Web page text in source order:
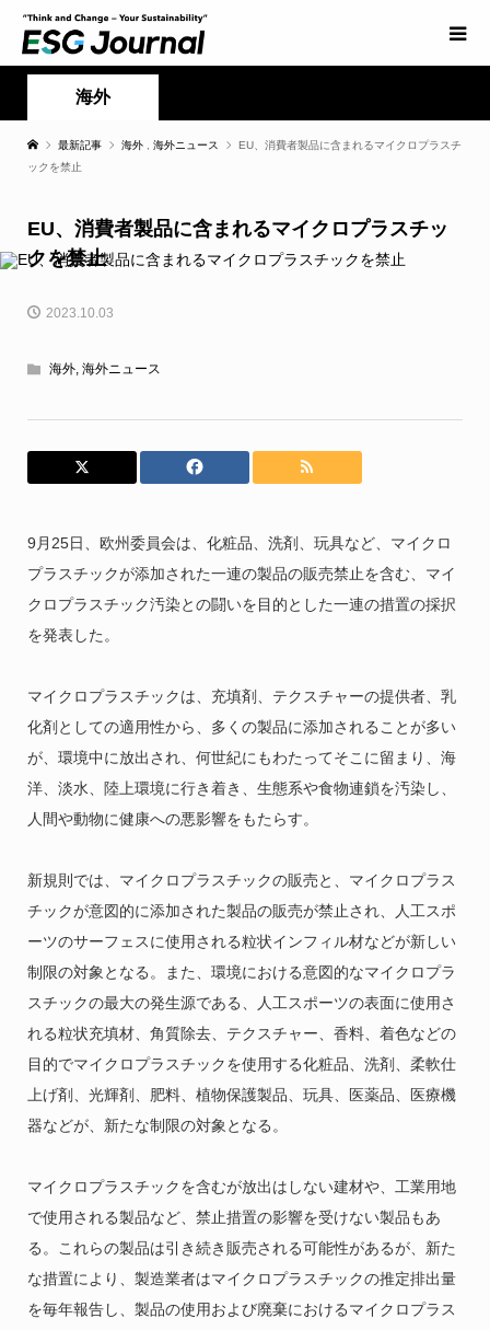
海外
最新記事 海外 海外ニュース
EU、消費者製品に含まれるマイクロプラスチ
ックを禁止
EU、消費者製品に含まれるマイクロプラスチッ
クを禁止
2023.10.03
海外, 海外ニュース
9月25日、欧州委員会は、化粧品、洗剤、玩具など、マイクロ
プラスチックが添加された一連の製品の販売禁止を含む、マイ
クロプラスチック汚染との闘いを目的とした一連の措置の採択
を発表した。
マイクロプラスチックは、充填剤、テクスチャーの提供者、乳
化剤としての適用性から、多くの製品に添加されることが多い
が、環境中に放出され、何世紀にもわたってそこに留まり、海
洋、淡水、陸上環境に行き着き、生態系や食物連鎖を汚染し、
人間や動物に健康への悪影響をもたらす。
新規則では、マイクロプラスチックの販売と、マイクロプラス
チックが意図的に添加された製品の販売が禁止され、人工スポ
ーツのサーフェスに使用される粒状インフィル材などが新しい
制限の対象となる。また、環境における意図的なマイクロプラ
スチックの最大の発生源である、人工スポーツの表面に使用さ
れる粒状充填材、角質除去、テクスチャー、香料、着色などの
目的でマイクロプラスチックを使用する化粧品、洗剤、柔軟仕
上げ剤、光輝剤、肥料、植物保護製品、玩具、医薬品、医療機
器などが、新たな制限の対象となる。
マイクロプラスチックを含むが放出はしない建材や、工業用地
で使用される製品など、禁止措置の影響を受けない製品もあ
る。これらの製品は引き続き販売される可能性があるが、新た
な措置により、製造業者はマイクロプラスチックの推定排出量
を毎年報告し、製品の使用および廃棄におけるマイクロプラス